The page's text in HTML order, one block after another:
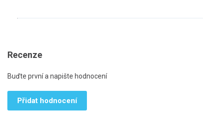
Recenze
Buďte první a napište hodnocení
Přidat hodnocení